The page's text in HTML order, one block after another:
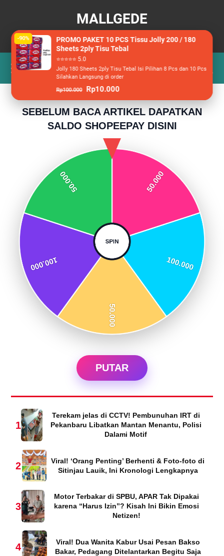
MALLGEDE
Berita, Wisata dan Racun Belanja
SEBELUM BACA ARTIKEL DAPATKAN
SALDO SHOPEEPAY DISINI
PUTAR
1
Terekam jelas di CCTV! Pembunuhan IRT di
Pekanbaru Libatkan Mantan Menantu, Polisi
Dalami Motif
2
Viral! ‘Orang Penting’ Berhenti & Foto-foto di
Sitinjau Lauik, Ini Kronologi Lengkapnya
3
Motor Terbakar di SPBU, APAR Tak Dipakai
karena “Harus Izin”? Kisah Ini Bikin Emosi
Netizen!
4
Viral! Dua Wanita Kabur Usai Pesan Bakso
Bakar, Pedagang Ditelantarkan Begitu Saja
-90%
PROMO PAKET 10 PCS Tissu Jolly 200 / 180
Sheets 2ply Tisu Tebal
⭐⭐⭐⭐⭐ 5.0
Jolly 180 Sheets 2ply Tisu Tebal Isi Pilihan 8 Pcs dan 10 Pcs
Silahkan Langsung di order
Rp100.000
Rp10.000